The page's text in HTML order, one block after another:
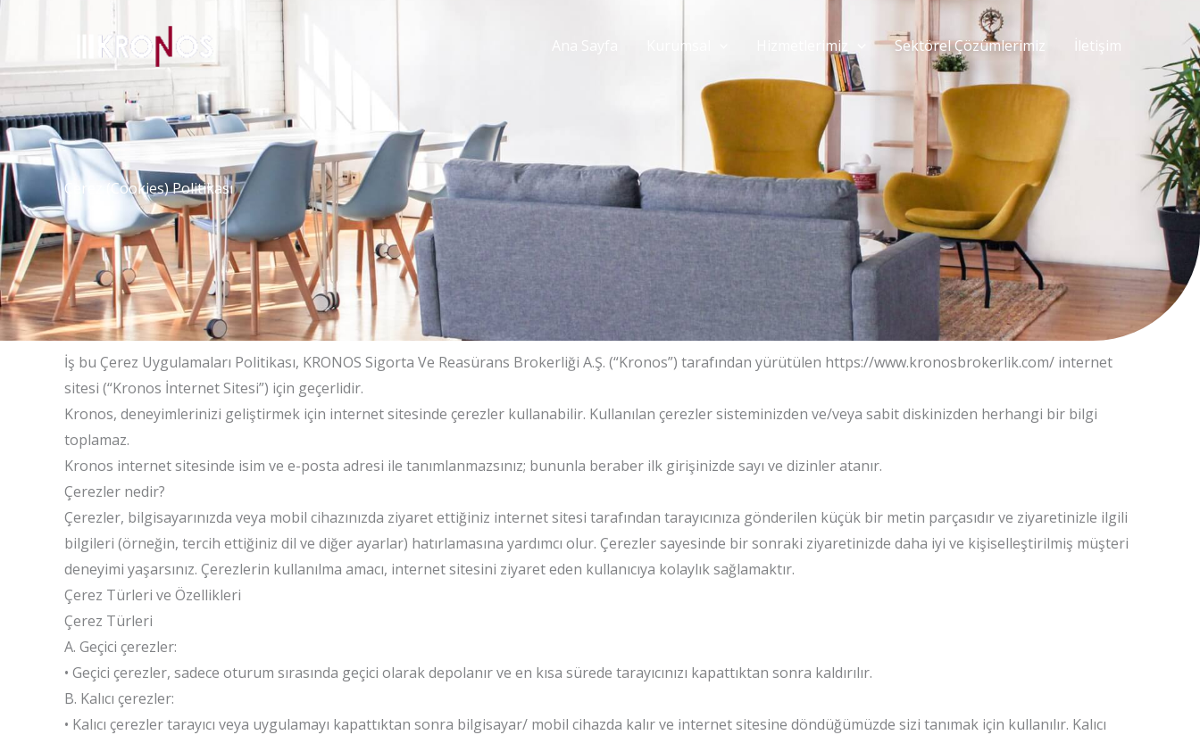
İçeriğe
Kurumsal Hizmetlerimiz Sektörel Çözümlerimiz İletişim
Çerez (Cookies) Politikası
İş bu Çerez Uygulamaları Politikası, KRONOS Sigorta Ve Reasürans Brokerliği A.Ş. (“Kronos”) tarafından yürütülen https://www.kronosbrokerlik.com/ internet
sitesi (“Kronos İnternet Sitesi”) için geçerlidir.
Kronos, deneyimlerinizi geliştirmek için internet sitesinde çerezler kullanabilir. Kullanılan çerezler sisteminizden ve/veya sabit diskinizden herhangi bir bilgi
toplamaz.
Kronos internet sitesinde isim ve e-posta adresi ile tanımlanmazsınız; bununla beraber ilk girişinizde sayı ve dizinler atanır.
Çerezler nedir?
Çerezler, bilgisayarınızda veya mobil cihazınızda ziyaret ettiğiniz internet sitesi tarafından tarayıcınıza gönderilen küçük bir metin parçasıdır ve ziyaretinizle ilgili
bilgileri (örneğin, tercih ettiğiniz dil ve diğer ayarlar) hatırlamasına yardımcı olur. Çerezler sayesinde bir sonraki ziyaretinizde daha iyi ve kişiselleştirilmiş müşteri
deneyimi yaşarsınız. Çerezlerin kullanılma amacı, internet sitesini ziyaret eden kullanıcıya kolaylık sağlamaktır.
Çerez Türleri ve Özellikleri
Çerez Türleri
A. Geçici çerezler:
• Geçici çerezler, sadece oturum sırasında geçici olarak depolanır ve en kısa sürede tarayıcınızı kapattıktan sonra kaldırılır.
B. Kalıcı çerezler:
• Kalıcı çerezler tarayıcı veya uygulamayı kapattıktan sonra bilgisayar/ mobil cihazda kalır ve internet sitesine döndüğümüzde sizi tanımak için kullanılır. Kalıcı